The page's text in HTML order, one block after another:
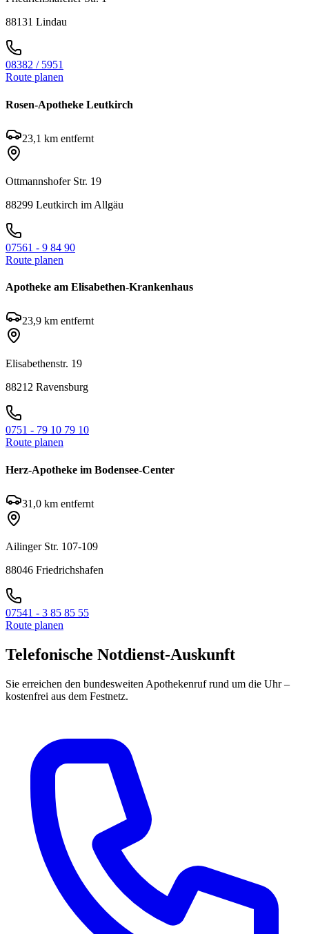
88131 Lindau
08382 / 5951
Route planen
Rosen-Apotheke Leutkirch
23,1 km entfernt
Ottmannshofer Str. 19
88299 Leutkirch im Allgäu
07561 - 9 84 90
Route planen
Apotheke am Elisabethen-Krankenhaus
23,9 km entfernt
Elisabethenstr. 19
88212 Ravensburg
0751 - 79 10 79 10
Route planen
Herz-Apotheke im Bodensee-Center
31,0 km entfernt
Ailinger Str. 107-109
88046 Friedrichshafen
07541 - 3 85 85 55
Route planen
Telefonische Notdienst-Auskunft
Sie erreichen den bundesweiten Apothekenruf rund um die Uhr –
kostenfrei aus dem Festnetz.